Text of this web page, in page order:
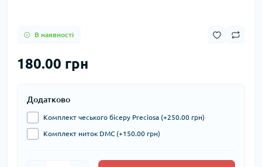
В наявності
180.00 грн
Додатково
Комплект чеського бісеру Preciosa (+250.00 грн)
Комплект ниток DMC (+150.00 грн)